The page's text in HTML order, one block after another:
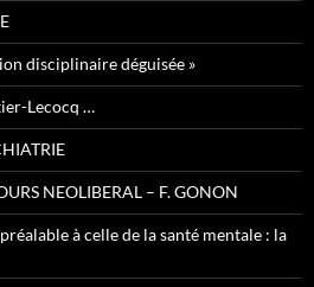
disciplinaire déguisée »
Lecocq …
NEOLIBERAL – F. GONON
à celle de la santé mentale : la